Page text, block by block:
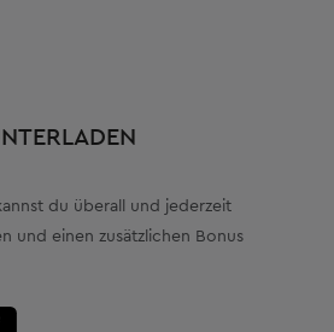
du überall und jederzeit
und einen zusätzlichen Bonus